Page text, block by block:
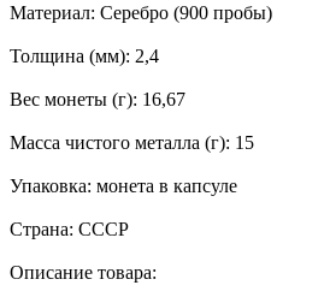
Материал: Серебро (900 пробы)
Толщина (мм): 2,4
Вес монеты (г): 16,67
Масса чистого металла (г): 15
Упаковка: монета в капсуле
Страна: СССР
Описание товара: